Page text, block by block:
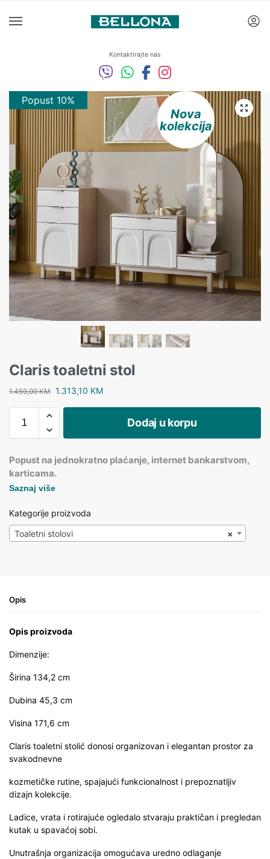
Kontaktirajte nas
Nova
kolekcija
Popust 10%
Claris toaletni stol
1.459,00KM 1.313,10 KM
Dodaj u korpu
Popust na jednokratno plaćanje, internet bankarstvom,
karticama.
Saznaj više
Kategorije proizvoda
×
Toaletni stolovi
Opis
Opis proizvoda
Dimenzije:
Širina 134,2 cm
Dubina 45,3 cm
Visina 171,6 cm
Claris toaletni stolić donosi organizovan i elegantan prostor za
svakodnevne
kozmetičke rutine, spajajući funkcionalnost i prepoznatljiv
dizajn kolekcije.
Ladice, vrata i rotirajuće ogledalo stvaraju praktičan i pregledan
kutak u spavaćoj sobi.
Unutrašnja organizacija omogućava uredno odlaganje